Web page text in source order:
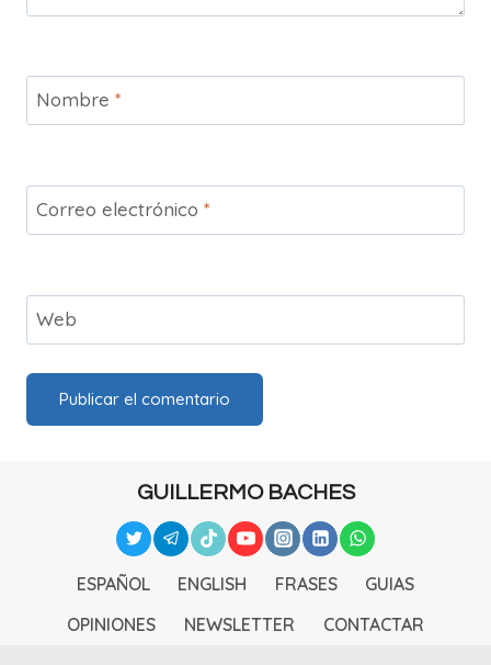
Nombre *
Correo electrónico *
Web
GUILLERMO BACHES
ESPAÑOL ENGLISH FRASES
GUIAS
OPINIONES
NEWSLETTER CONTACTAR